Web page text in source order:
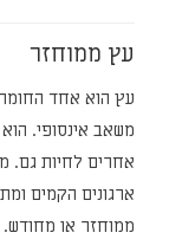
עץ ממוחזר
עץ הוא אחד
משאב אינסופי.
אחרים לחיות גם.
ארגונים הקמים
ממוחזר או מחודש.